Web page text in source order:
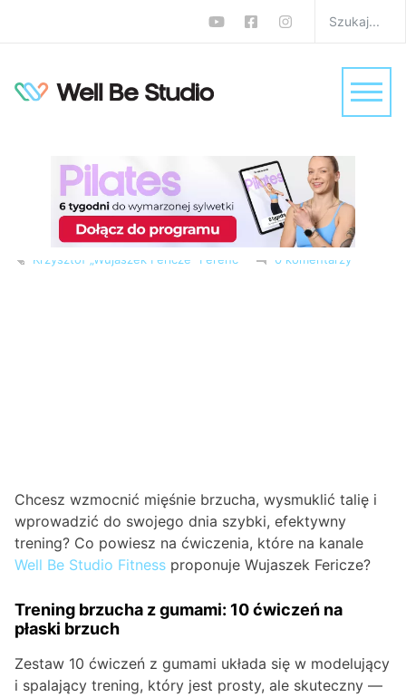
Trening brzucha z
gumami: 10 ćwiczeń na
płaski brzuch z
Wujaszkiem Fericze
Trening na brzuch,Trening w domu
Treningi
Krzysztof „Wujaszek Fericze” Ferenc
0 komentarzy
Chcesz wzmocnić mięśnie brzucha, wysmuklić talię i
wprowadzić do swojego dnia szybki, efektywny
trening? Co powiesz na ćwiczenia, które na kanale
Well Be Studio Fitness proponuje Wujaszek Fericze?
Trening brzucha z gumami: 10 ćwiczeń na
płaski brzuch
Zestaw 10 ćwiczeń z gumami układa się w modelujący
i spalający trening, który jest prosty, ale skuteczny —